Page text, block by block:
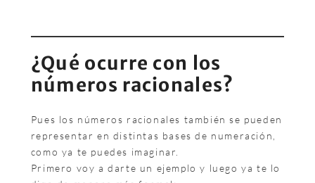
¿Qué ocurre con los
números racionales?
Pues los números racionales también se pueden
representar en distintas bases de numeración,
como ya te puedes imaginar.
Primero voy a darte un ejemplo y luego ya te lo